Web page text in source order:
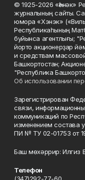
© 1925-2026 «Һәнәк»
журналының сайты.
юмора «Хэнэк»
Республикаһының
буйынса агентлығы;
йорто акционерҙар
и средствам
Башкортостан;
"Республика
Об использовании
Зарегистрирован
связи,
коммуникаций по
изменением состава
ПИ № ТУ 02-01753 от
Баш мөхәррир:
Телефон